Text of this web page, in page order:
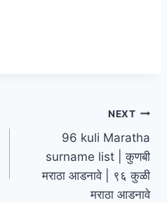
NEXT
96 kuli Maratha
surname list | कुणबी
मराठा आडनावे | ९६ कुळी
मराठा आडनावे